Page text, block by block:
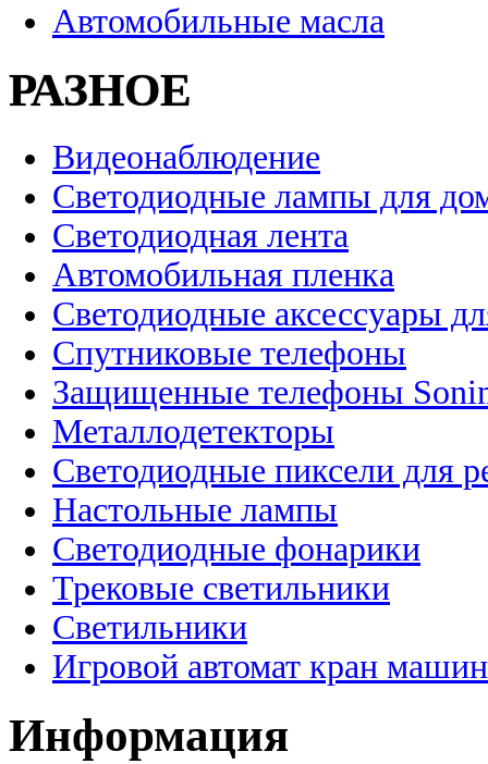
Автомобильные масла
РАЗНОЕ
Видеонаблюдение
Светодиодные лампы для
Светодиодная лента
Автомобильная пленка
Светодиодные аксессуары
Спутниковые телефоны
Защищенные телефоны
Металлодетекторы
Светодиодные пиксели для
Настольные лампы
Светодиодные фонарики
Трековые светильники
Светильники
Игровой автомат кран
Информация